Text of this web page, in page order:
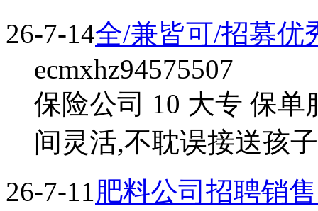
26-7-14全/兼皆可/招募优
ecmxhz94575507
保险公司 10 大专 保
间灵活,不耽误接送孩
26-7-11肥料公司招聘销